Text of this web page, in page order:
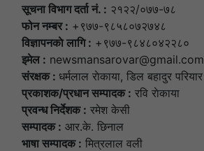
सूचना विभाग दर्ता नं. : २१२२/०७७-७८
फोन नम्बर : +९७७-९८५८०७२७४८
विज्ञापनकाे लागि : +९७७-९८४८०४२२८०
इमेल : newsmansarovar@gmail.com
संरक्षक : धर्मलाल राेकाया, डिल बहादुर परियार
प्रकाशक/प्रधान सम्पादक : रवि राेकाया
प्रवन्ध निर्देशक : रमेश केसी
सम्पादक : आर.के. छिनाल
भाषा सम्पादक : मित्रलाल वली